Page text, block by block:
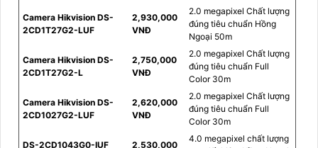
Camera Hikvision DS-
2CD1T27G2-LUF
2,930,000
VNĐ
2.0 megapixel Chất lượng
đúng tiêu chuẩn Hồng
Ngoại 50m
Camera Hikvision DS-
2CD1T27G2-L
2,750,000
VNĐ
2.0 megapixel Chất lượng
đúng tiêu chuẩn Full
Color 30m
Camera Hikvision DS-
2CD1027G2-LUF
2,620,000
VNĐ
2.0 megapixel Chất lượng
đúng tiêu chuẩn Full
Color 30m
DS-2CD1043G0-IUF
2,530,000
4.0 megapixel chất lượng